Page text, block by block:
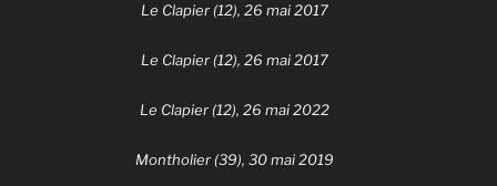
Le Clapier (12), 26 mai 2017
Le Clapier (12), 26 mai 2017
Le Clapier (12), 26 mai 2022
Montholier (39), 30 mai 2019